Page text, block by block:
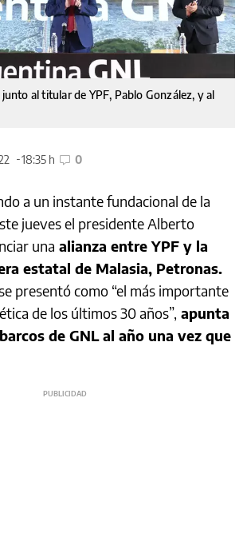
al titular de YPF, Pablo González, y al
18:35 h 0
a un instante fundacional de la
jueves el presidente Alberto
una alianza entre YPF y la
estatal de Malasia, Petronas.
presentó como “el más importante
de los últimos 30 años”, apunta
de GNL al año una vez que